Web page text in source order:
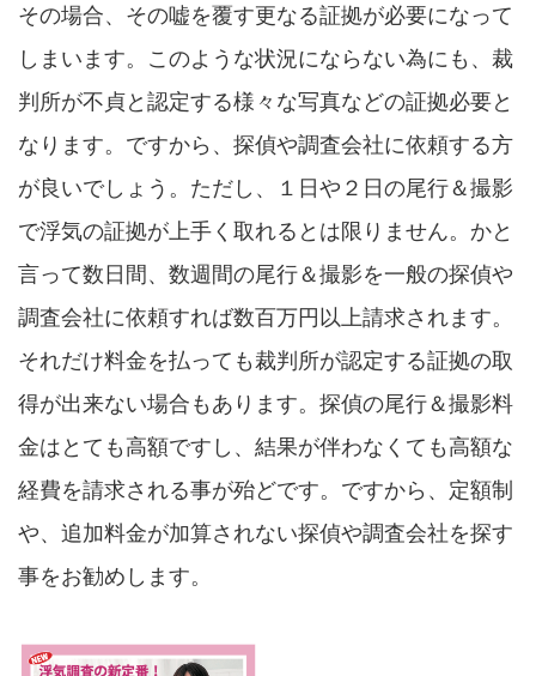
その場合、その嘘を覆す更なる証拠が必要になって
しまいます。このような状況にならない為にも、裁
判所が不貞と認定する様々な写真などの証拠必要と
なります。ですから、探偵や調査会社に依頼する方
が良いでしょう。ただし、１日や２日の尾行＆撮影
で浮気の証拠が上手く取れるとは限りません。かと
言って数日間、数週間の尾行＆撮影を一般の探偵や
調査会社に依頼すれば数百万円以上請求されます。
それだけ料金を払っても裁判所が認定する証拠の取
得が出来ない場合もあります。探偵の尾行＆撮影料
金はとても高額ですし、結果が伴わなくても高額な
経費を請求される事が殆どです。ですから、定額制
や、追加料金が加算されない探偵や調査会社を探す
事をお勧めします。